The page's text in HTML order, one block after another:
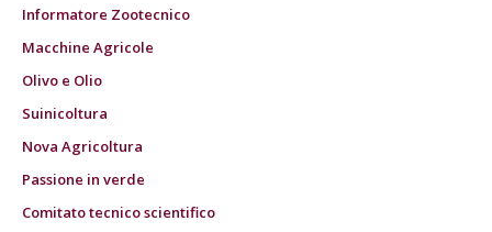
Informatore Zootecnico
Macchine Agricole
Olivo e Olio
Suinicoltura
Nova Agricoltura
Passione in verde
Comitato tecnico scientifico